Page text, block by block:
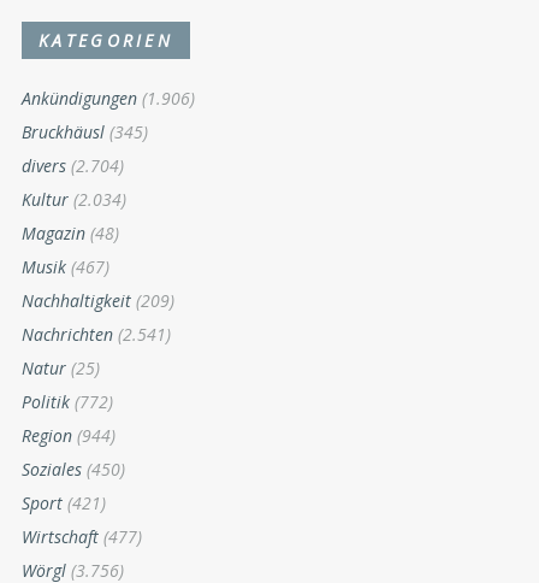
KATEGORIEN
Ankündigungen (1.906)
Bruckhäusl (345)
divers (2.704)
Kultur (2.034)
Magazin (48)
Musik (467)
Nachhaltigkeit (209)
Nachrichten (2.541)
Natur (25)
Politik (772)
Region (944)
Soziales (450)
Sport (421)
Wirtschaft (477)
Wörgl (3.756)